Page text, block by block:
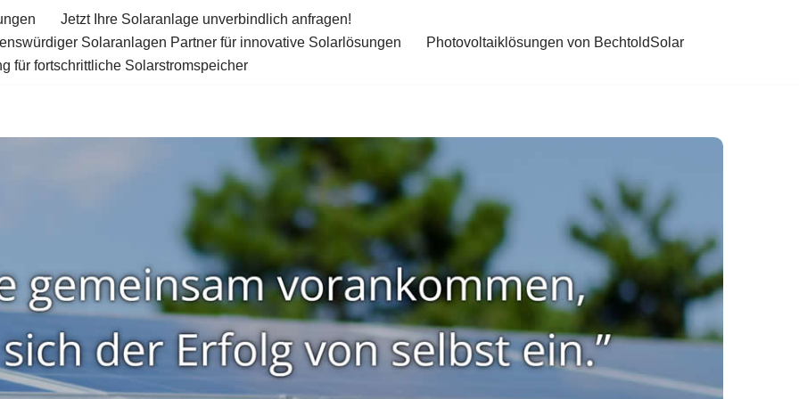
Jetzt Ihre Solaranlage unverbindlich anfragen!
Solaranlagen Partner für innovative Solarlösungen
Photovoltaiklösungen von BechtoldSolar
für fortschrittliche Solarstromspeicher